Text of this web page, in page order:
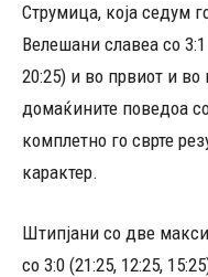
Струмица, која седум
Велешани славеа со 3:1
20:25) и во првиот и
домаќините поведоа
комплетно го сврте
карактер.
Штипјани со две
со 3:0 (21:25, 12:25,